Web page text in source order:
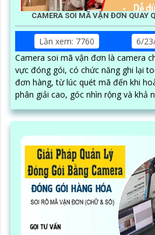
CAMERA SOI MÃ VẬN ĐƠN QUAY
Lần xem: 7760
6/
Camera soi mã vận đơn là camera
vực đóng gói, có chức năng ghi lại
đơn hàng, từ lúc quét mã đến khi hoàn
phân giải cao, góc nhìn rộng và khả
camera giúp quản lý dễ dàng truy
thiết, hạn chế nhầm lẫn và thất